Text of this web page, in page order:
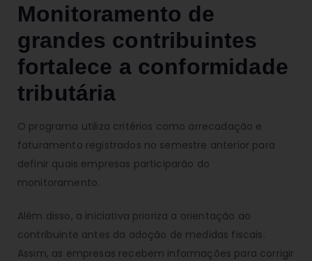
Monitoramento de
grandes contribuintes
fortalece a conformidade
tributária
O programa utiliza critérios como arrecadação e
faturamento registrados no semestre anterior para
definir quais empresas participarão do
monitoramento.
Além disso, a iniciativa prioriza a orientação ao
contribuinte antes da adoção de medidas fiscais.
Assim, as empresas recebem informações para corrigir